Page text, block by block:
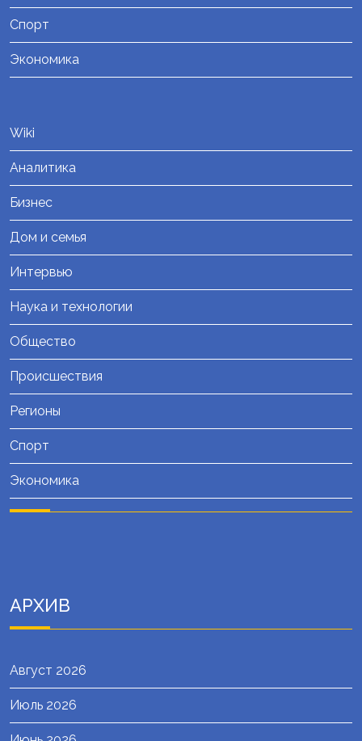
Спорт
Экономика
Wiki
Аналитика
Бизнес
Дом и семья
Интервью
Наука и технологии
Общество
Происшествия
Регионы
Спорт
Экономика
АРХИВ
Август 2026
Июль 2026